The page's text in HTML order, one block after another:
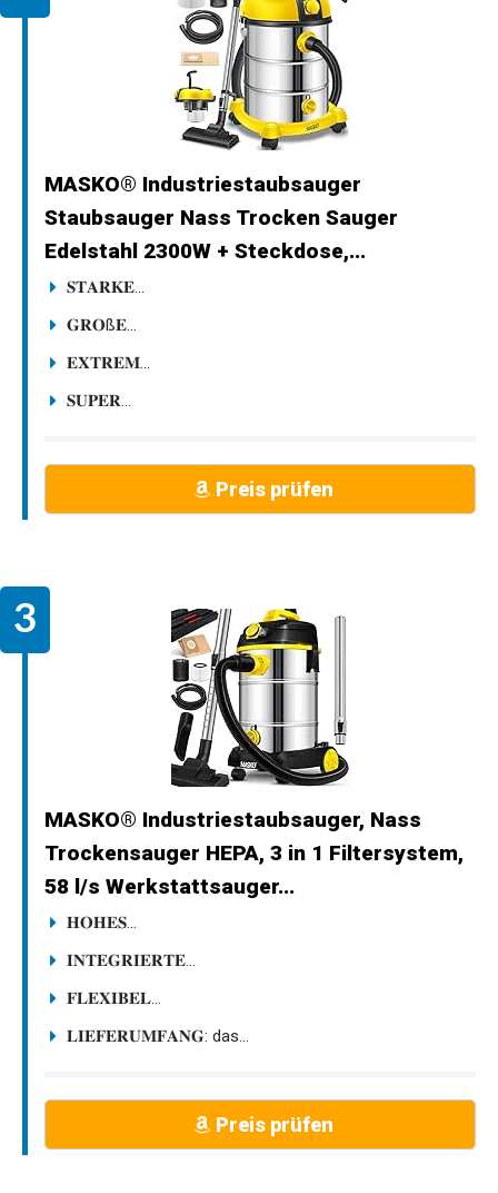
MASKO® Industriestaubsauger
Staubsauger Nass Trocken Sauger
Edelstahl 2300W + Steckdose,...
𝐒𝐓𝐀𝐑𝐊𝐄...
𝐆𝐑𝐎ß𝐄...
𝐄𝐗𝐓𝐑𝐄𝐌...
𝐒𝐔𝐏𝐄𝐑...
Preis prüfen
MASKO® Industriestaubsauger, Nass
Trockensauger HEPA, 3 in 1 Filtersystem,
58 l/s Werkstattsauger...
𝐇𝐎𝐇𝐄𝐒...
𝐈𝐍𝐓𝐄𝐆𝐑𝐈𝐄𝐑𝐓𝐄...
𝐅𝐋𝐄𝐗𝐈𝐁𝐄𝐋...
𝐋𝐈𝐄𝐅𝐄𝐑𝐔𝐌𝐅𝐀𝐍𝐆: das...
Preis prüfen